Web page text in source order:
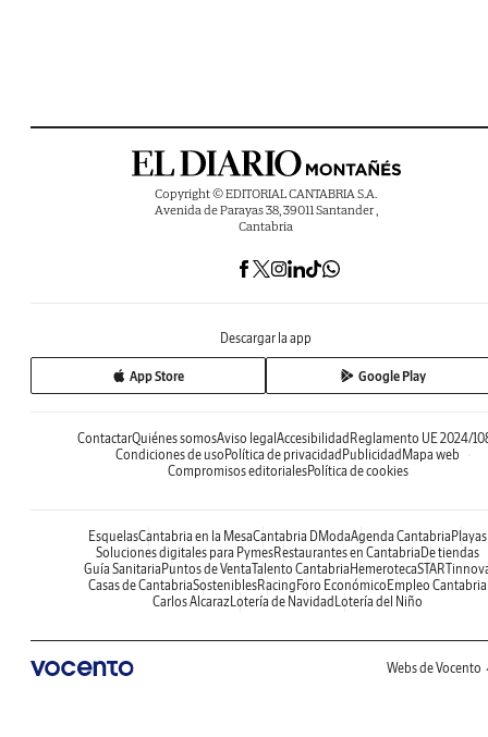
Copyright © EDITORIAL CANTABRIA S.A.
Avenida de Parayas 38, 39011 Santander ,
Cantabria
Descargar la app
App Store Google Play
ContactarQuiénes somosAviso legal Accesibilidad Reglamento UE 2024/
Condiciones de uso Política de privacidad Publicidad Mapa web
Compromisos editorialesPolítica de cookies
EsquelasCantabria en la MesaCantabria DModaAgenda Cantabria Playas
Soluciones digitales para PymesRestaurantes en Cantabria De tiendas
Guía Sanitaria Puntos de VentaTalento Cantabria Hemeroteca
Casas de CantabriaSosteniblesRacing Foro Económico Empleo Cantabria
Carlos AlcarazLotería de Navidad Lotería del Niño
Webs de Vocento